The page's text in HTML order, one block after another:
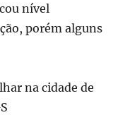
nível
porém alguns
na cidade de